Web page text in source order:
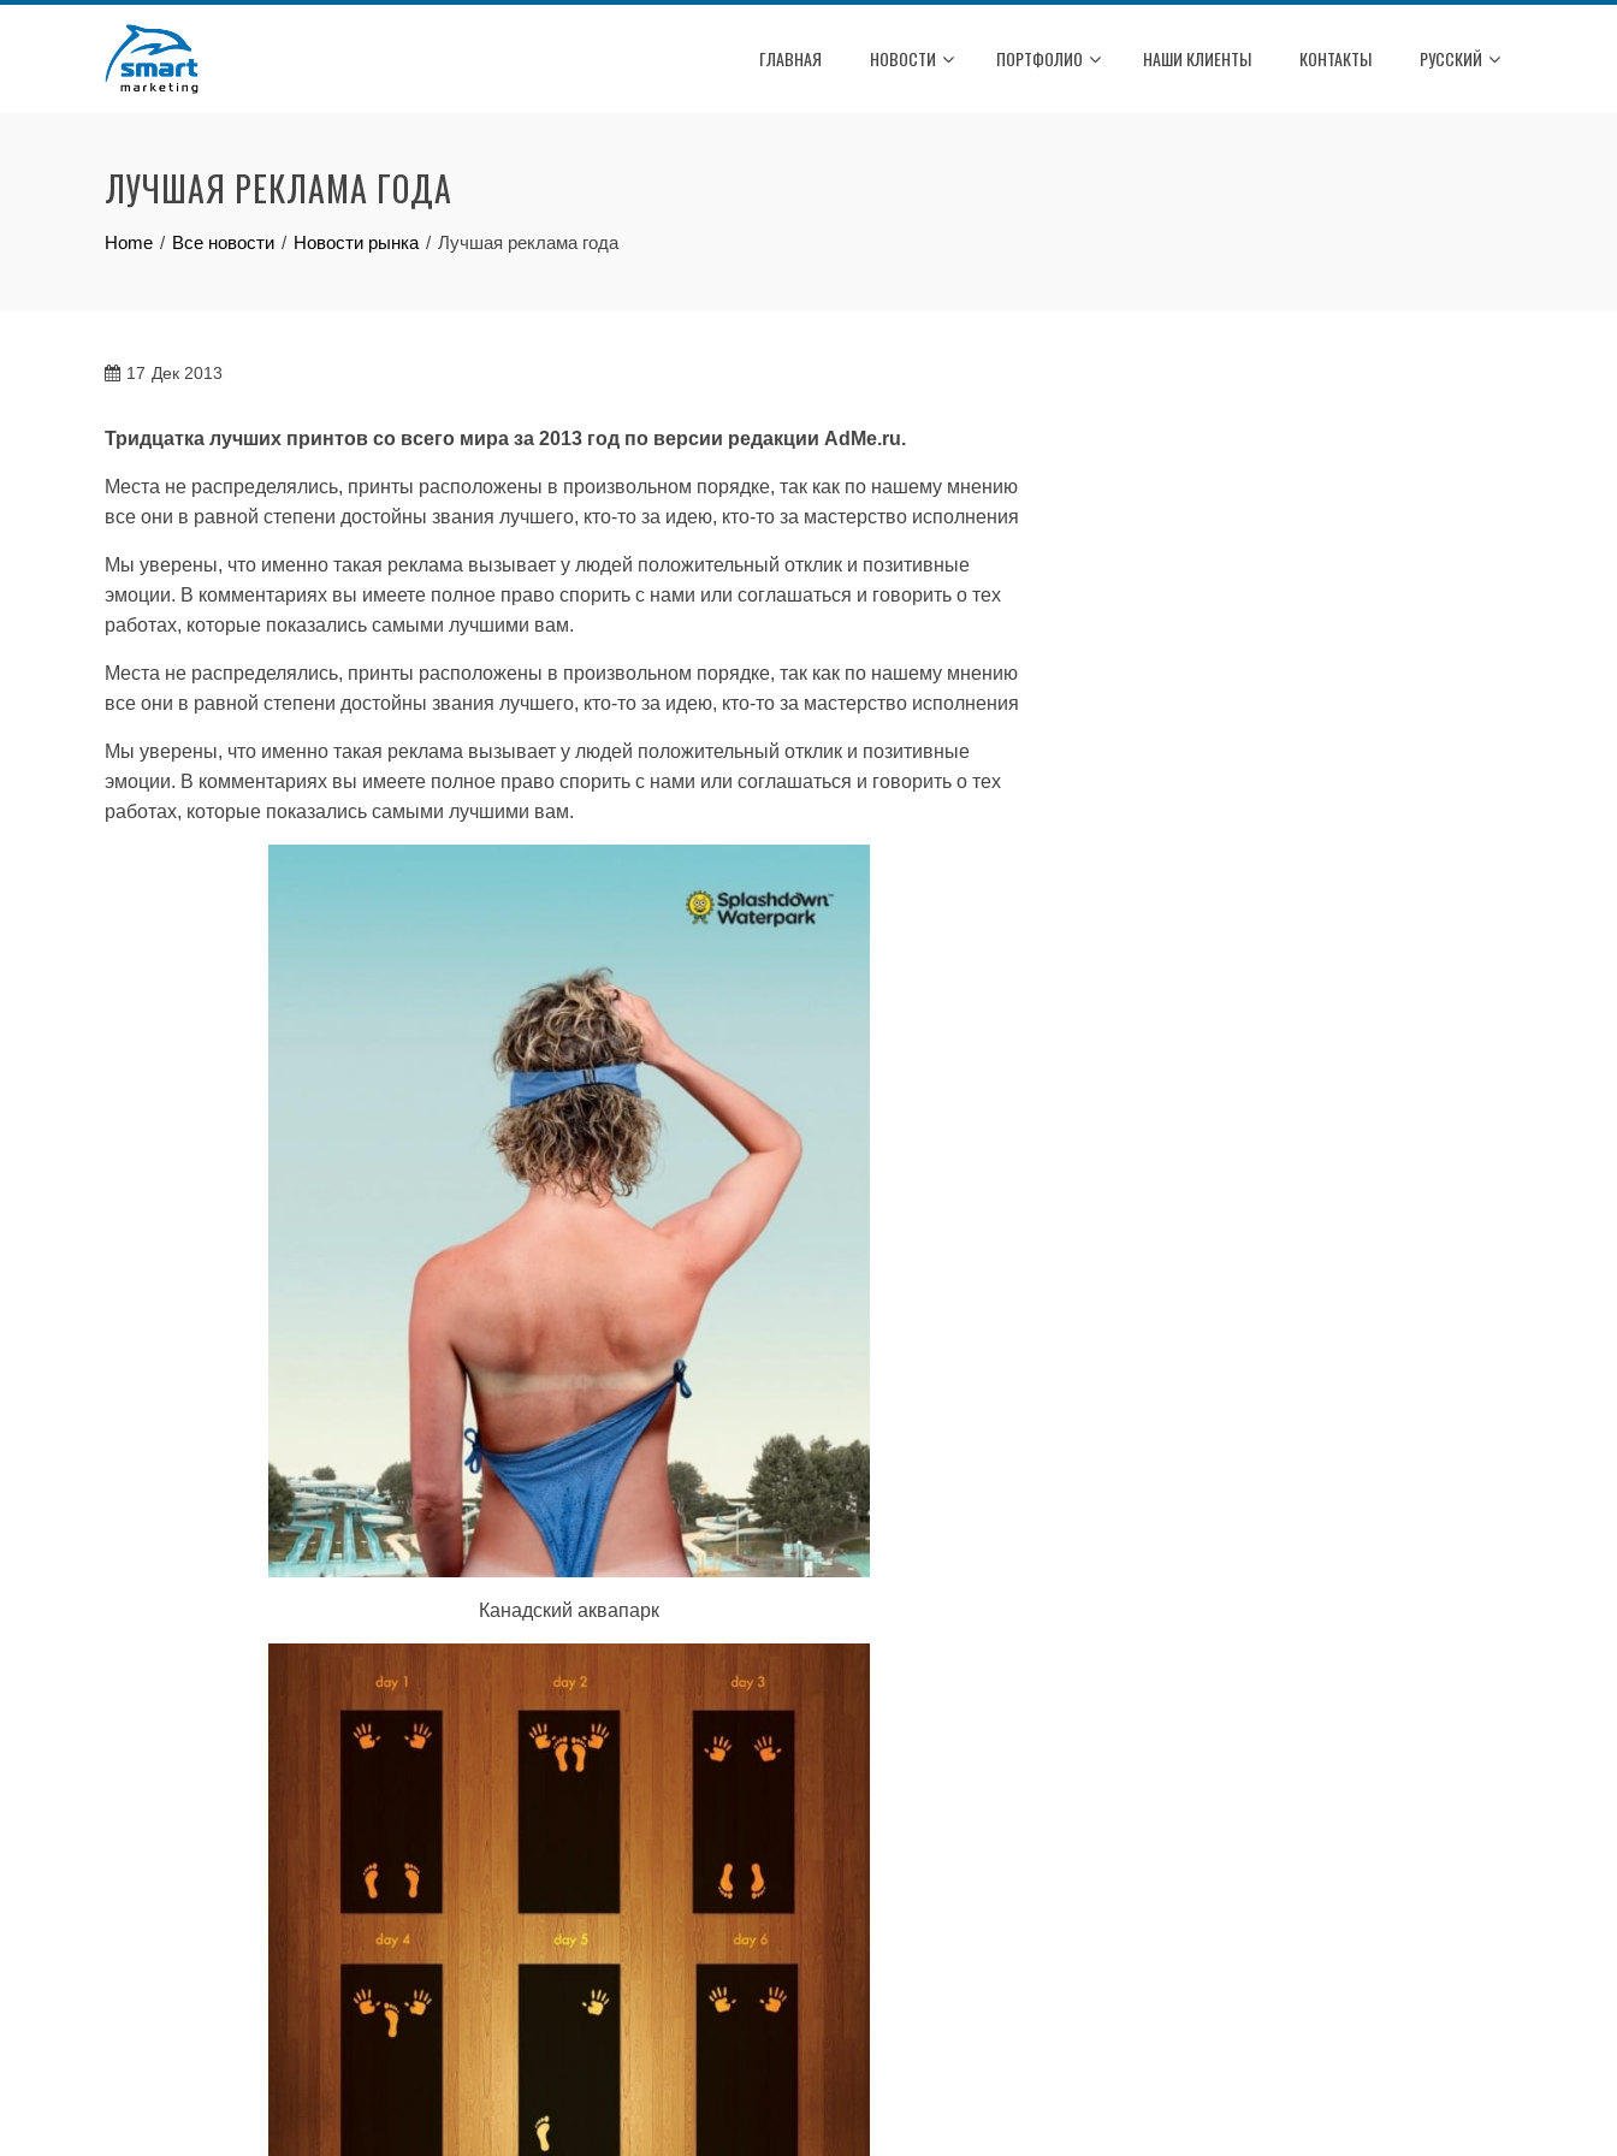
ГЛАВНАЯ НОВОСТИ ПОРТФОЛИО НАШИ КЛИЕНТЫ КОНТАКТЫ РУССКИЙ
ЛУЧШАЯ РЕКЛАМА ГОДА
Home Все новости Новости рынка Лучшая реклама года
17 Дек 2013
Тридцатка лучших принтов со всего мира за 2013 год по версии редакции AdMe.ru.
Места не распределялись, принты расположены в произвольном порядке, так как по нашему мнению
все они в равной степени достойны звания лучшего, кто-то за идею, кто-то за мастерство исполнения
Мы уверены, что именно такая реклама вызывает у людей положительный отклик и позитивные
эмоции. В комментариях вы имеете полное право спорить с нами или соглашаться и говорить о тех
работах, которые показались самыми лучшими вам.
Места не распределялись, принты расположены в произвольном порядке, так как по нашему мнению
все они в равной степени достойны звания лучшего, кто-то за идею, кто-то за мастерство исполнения
Мы уверены, что именно такая реклама вызывает у людей положительный отклик и позитивные
эмоции. В комментариях вы имеете полное право спорить с нами или соглашаться и говорить о тех
работах, которые показались самыми лучшими вам.
Канадский аквапарк